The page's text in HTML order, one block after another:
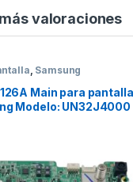
valoraciones
, Samsung
Main para pantalla
Modelo: UN32J4000